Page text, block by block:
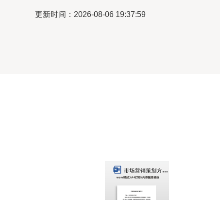
更新时间：2026-08-06 19:37:59